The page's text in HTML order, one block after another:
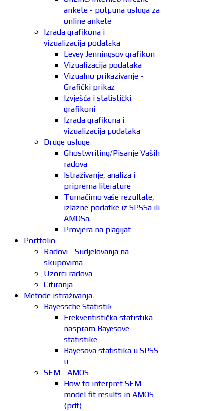
ankete - potpuna usluga za
online ankete
Izrada grafikona i
vizualizacija podataka
Levey Jenningsov grafikon
Vizualizacija podataka
Vizualno prikazivanje -
Grafički prikaz
Izvješća i statistički
grafikoni
Izrada grafikona i
vizualizacija podataka
Druge usluge
Ghostwriting/Pisanje Vaših
radova
Istraživanje, analiza i
priprema literature
Tumačimo vaše rezultate,
izlazne podatke iz SPSSa ili
AMOSa.
Provjera na plagijat
Portfolio
Radovi - Sudjelovanja na
skupovima
Uzorci radova
Citiranja
Metode istraživanja
Bayessche Statistik
Frekventistička statistika
naspram Bayesove
statistike
Bayesova statistika u SPSS-
u
SEM - AMOS
How to interpret SEM
model fit results in AMOS
(pdf)